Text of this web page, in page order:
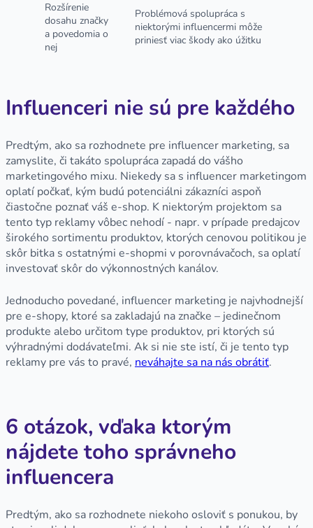
Rozšírenie
dosahu značky
a povedomia o
nej
Problémová spolupráca s
niektorými influencermi môže
priniesť viac škody ako úžitku
Influenceri nie sú pre každého
Predtým, ako sa rozhodnete pre influencer marketing, sa
zamyslite, či takáto spolupráca zapadá do vášho
marketingového mixu. Niekedy sa s influencer marketingom
oplatí počkať, kým budú potenciálni zákazníci aspoň
čiastočne poznať váš e-shop. K niektorým projektom sa
tento typ reklamy vôbec nehodí - napr. v prípade predajcov
širokého sortimentu produktov, ktorých cenovou politikou je
skôr bitka s ostatnými e-shopmi v porovnávačoch, sa oplatí
investovať skôr do výkonnostných kanálov.
Jednoducho povedané, influencer marketing je najvhodnejší
pre e-shopy, ktoré sa zakladajú na značke – jedinečnom
produkte alebo určitom type produktov, pri ktorých sú
výhradnými dodávateľmi. Ak si nie ste istí, či je tento typ
reklamy pre vás to pravé, neváhajte sa na nás obrátiť.
6 otázok, vďaka ktorým
nájdete toho správneho
influencera
Predtým, ako sa rozhodnete niekoho osloviť s ponukou, by